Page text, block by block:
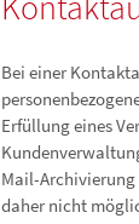
Bei einer
Erfüllung eines
Mail-Archivierung
daher nicht